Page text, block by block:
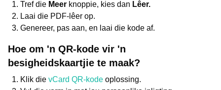
Tref die Meer knoppie, kies dan Lêer.
Laai die PDF-lêer op.
Genereer, pas aan, en laai die kode af.
Hoe om 'n QR-kode vir 'n
besigheidskaartjie te maak?
Klik die vCard QR-kode oplossing.